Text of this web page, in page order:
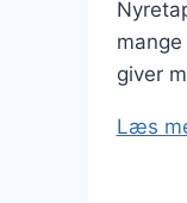
giver
Læs